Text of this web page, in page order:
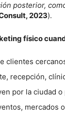
posterior,
2023).
físico
clientes
recepción,
por la ciudad
mercados